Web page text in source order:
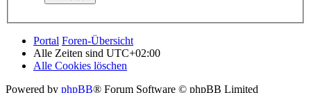
Portal Foren-Übersicht
Alle Zeiten sind UTC+02:00
Alle Cookies löschen
Powered by phpBB® Forum Software © phpBB Limited